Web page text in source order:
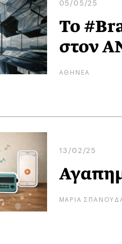
Το
στον
ΑΘΗΝΕΑ
13/02/25
ΜΑΡΙΑ